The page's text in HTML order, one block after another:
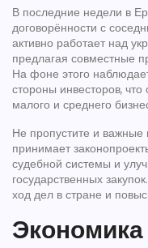
В последние недели в
договорённости с
активно работает над
предлагая совместные
На фоне этого
стороны инвесторов,
малого и среднего
Не пропустите и важные
принимает
судебной системы и
государственных
ход дел в стране и